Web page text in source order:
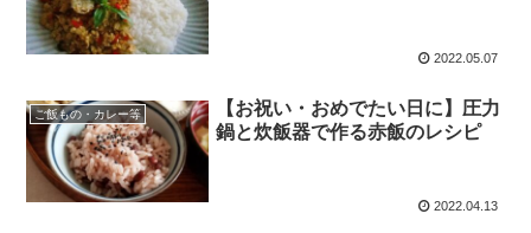
2022.05.07
ご飯もの・カレー等
【お祝い・おめでたい日に】圧力
鍋と炊飯器で作る赤飯のレシピ
2022.04.13